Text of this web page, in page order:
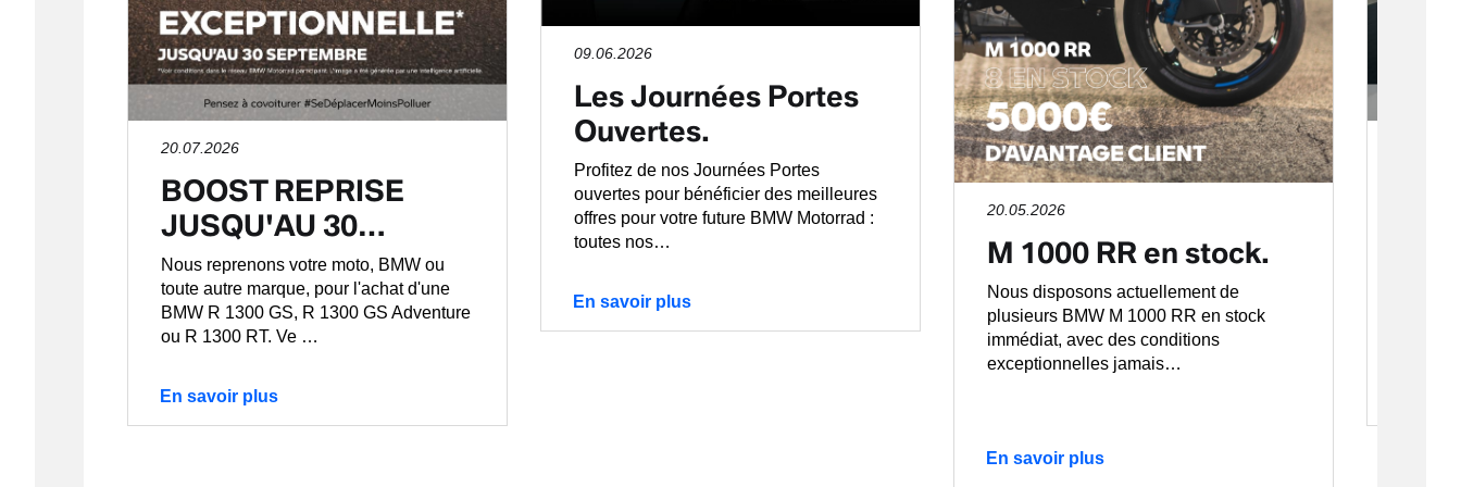
20.07.2026
BOOST REPRISE
JUSQU'AU 30…
Nous reprenons votre moto, BMW ou
toute autre marque, pour l'achat d'une
BMW R 1300 GS, R 1300 GS Adventure
ou R 1300 RT. Ve …
En savoir plus
09.06.2026
Les Journées Portes
Ouvertes.
Profitez de nos Journées Portes
ouvertes pour bénéficier des meilleures
offres pour votre future BMW Motorrad :
toutes nos…
En savoir plus
20.05.2026
M 1000 RR en stock.
Nous disposons actuellement de
plusieurs BMW M 1000 RR en stock
immédiat, avec des conditions
exceptionnelles jamais…
En savoir plus